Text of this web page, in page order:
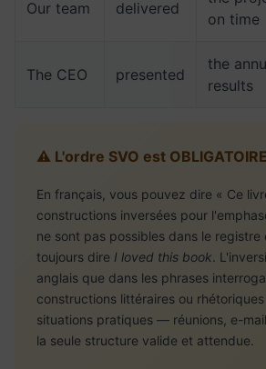
Our team delivered
on time
The CEO presented
the
results
⚠️ L'ordre SVO est
En français, vous pouvez dire « Ce
constructions inversées pour
ne sont pas possibles dans le
toujours dire I loved this book.
anglais que dans les phrases
constructions littéraires ou
situations pratiques — réunions, e-
la seule structure valide et attendue.